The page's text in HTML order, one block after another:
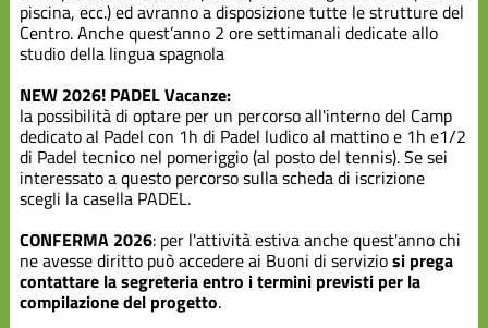
piscina, ecc.) ed avranno a disposizione tutte le strutture del
Centro. Anche quest’anno 2 ore settimanali dedicate allo
studio della lingua spagnola
NEW 2026! PADEL Vacanze:
la possibilità di optare per un percorso all'interno del Camp
dedicato al Padel con 1h di Padel ludico al mattino e 1h e1/2
di Padel tecnico nel pomeriggio (al posto del tennis). Se sei
interessato a questo percorso sulla scheda di iscrizione
scegli la casella PADEL.
CONFERMA 2026: per l'attività estiva anche quest'anno chi
ne avesse diritto può accedere ai Buoni di serviziosi prega
contattare la segreteria entro i termini previsti per la
compilazione del progetto.